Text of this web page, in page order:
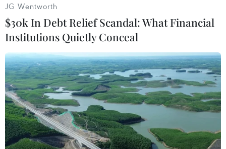
Nga bắt giữ hơn 20 nghi phạm liên quan
vụ tấn công nhà hát Crocus City Hall
JG Wentworth
$30k In Debt Relief Scandal: What Financial
Institutions Quietly Conceal